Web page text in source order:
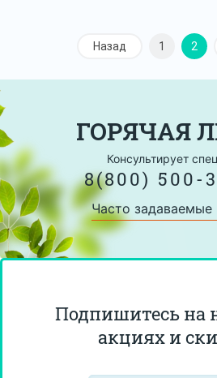
Назад 1 2
ГОРЯЧАЯ
Консультирует
8(800) 500-
Часто задаваемые
Подпишитесь на
акциях и